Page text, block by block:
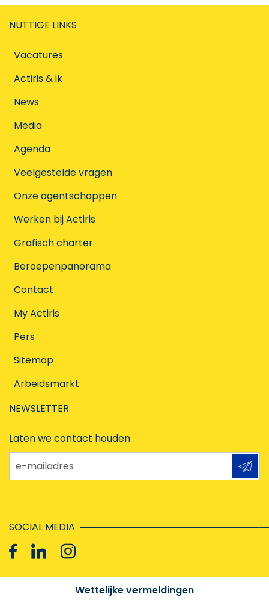
NUTTIGE LINKS
Vacatures
Actiris & ik
News
Media
Agenda
Veelgestelde vragen
Onze agentschappen
Werken bij Actiris
Grafisch charter
Beroepenpanorama
Contact
My Actiris
Pers
Sitemap
Arbeidsmarkt
NEWSLETTER
Laten we contact houden
e-mailadres
SOCIAL MEDIA
Wettelijke vermeldingen